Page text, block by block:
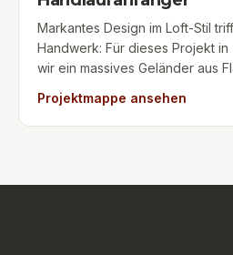
Raumtrenner bieten den
Sichtschutz und Windschutz,
einzuschränken. Die
Edelstahlkonstruktion verleiht
Wohnanlage ein zeitloses,
Markantes Design im Loft-Stil
Handwerk: Für dieses Projekt
wir ein massives Geländer aus
Schwarz [RAL 9005] veredelt. Das optische und
haptische Highlight ist der
modernen Formensprache im
Projektmappe ansehen